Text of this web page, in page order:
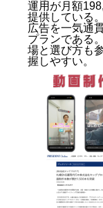
運用が月額
提供している
広告を一気通
プランである。
場と選び方も
握しやすい。